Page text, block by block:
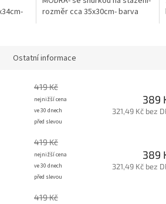
rozměr cca 35x30cm- barva
Ostatní informace
419 Kč
389
321,49 Kč bez
419 Kč
389
321,49 Kč bez
419 Kč